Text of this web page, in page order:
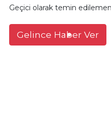
Geçici olarak temin
Gelince Haber Ver